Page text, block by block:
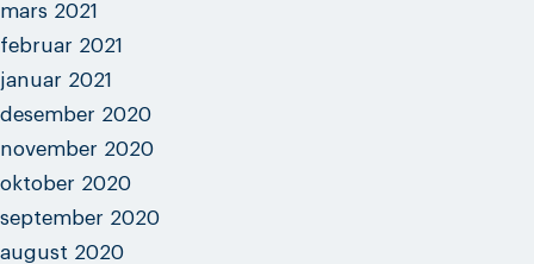
mars 2021
februar 2021
januar 2021
desember 2020
november 2020
oktober 2020
september 2020
august 2020